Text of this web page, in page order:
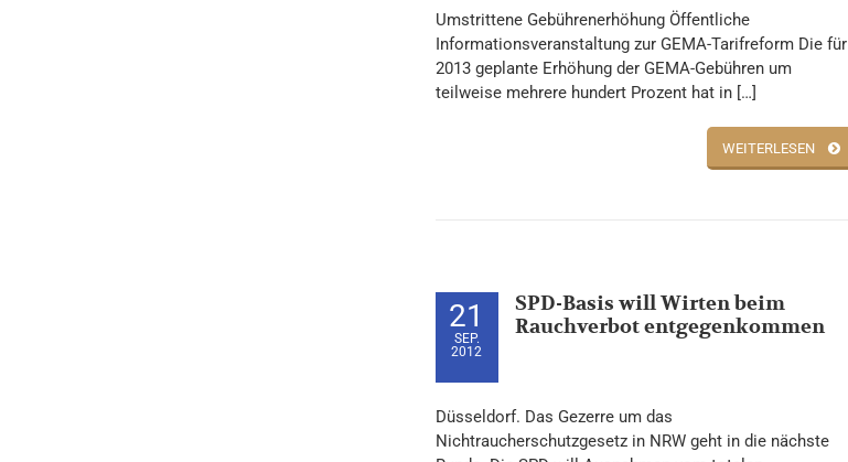
Umstrittene Gebührenerhöhung Öffentliche
Informationsveranstaltung zur GEMA-Tarifreform Die für
2013 geplante Erhöhung der GEMA-Gebühren um
teilweise mehrere hundert Prozent hat in […]
WEITERLESEN
21
SEP.
2012
SPD-Basis will Wirten beim
Rauchverbot entgegenkommen
Düsseldorf. Das Gezerre um das
Nichtraucherschutzgesetz in NRW geht in die nächste